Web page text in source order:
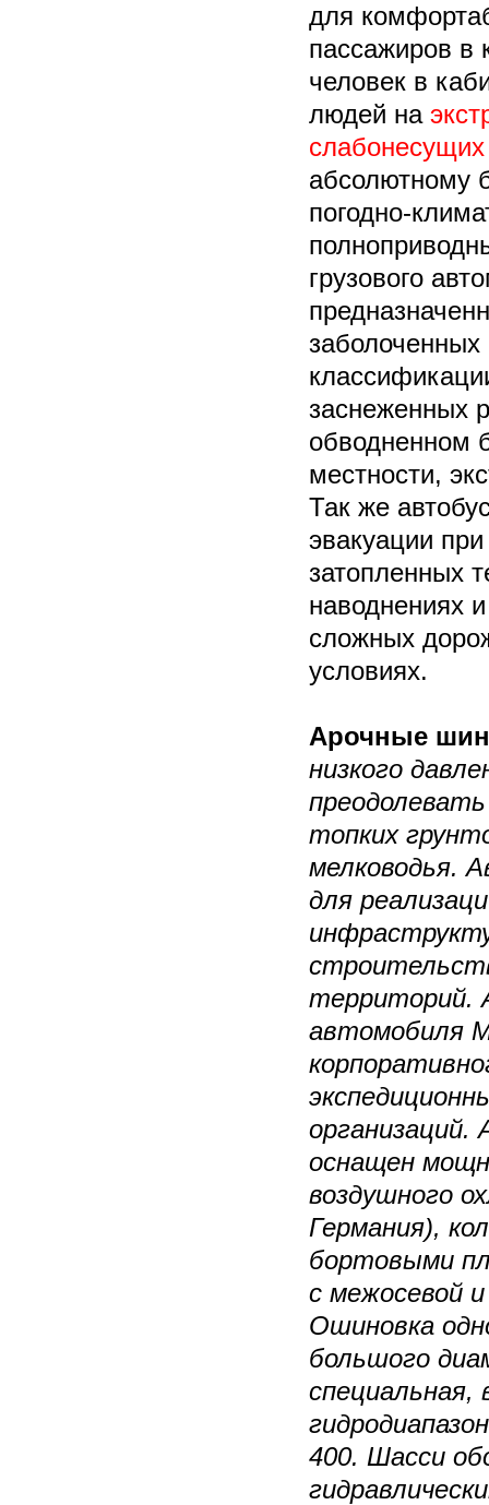
для
пассажиров в
человек в
людей на
слабонесущих
абсолютному
погодно-
грузового
заболоченных
заснеженных
обводненном
местности,
Так же
эвакуации
затопленных
наводнениях
сложных
условиях.
Арочные
низкого
топких
мелководья.
для
территорий.
автомобиля
организаций.
оснащен
воздушного
Германия),
бортовыми
с межосевой
Ошиновка
большого
специальная,
400. Шасси